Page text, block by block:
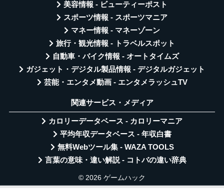
美容情報 - ビューティーポスト
スポーツ情報 - スポーツマニア
マネー情報 - マネーゾーン
旅行・観光情報 - トラベルスポット
自動車・バイク情報 - オートタイムズ
ガジェット・デジタル製品情報 - デジタルガジェット
芸能・エンタメ動画 - エンタメラッシュTV
関連サービス・メディア
カロリーデータベース - カロリーマニア
平均年収データベース - 年収白書
無料Webツール集 - WAZA TOOLS
言葉の意味・違い解説 - コトバの違い辞典
© 2026 ゲームハック